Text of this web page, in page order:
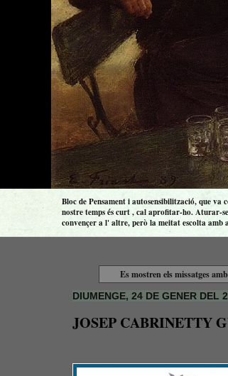
Bloc de Pensament i autosensibilització, que va
nostre temps és curt , cal aprofitar-ho. Aturar-
convençer a l' altre, però la meitat escolta amb
Es mostren els missatges
DIUMENGE, 24 DE GENER DEL
JOSEP CABRINETTY